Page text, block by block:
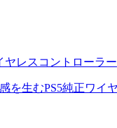
ヤレスコントローラー
を生むPS5純正ワイ